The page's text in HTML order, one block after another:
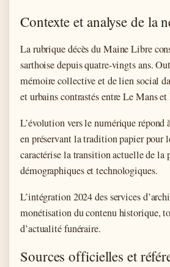
Contexte et analyse de la
La rubrique décès du Maine Libre
sarthoise depuis quatre-vingts ans.
mémoire collective et de lien social
et urbains contrastés entre Le Mans
L’évolution vers le numérique
en préservant la tradition papier pour
caractérise la transition actuelle de la
démographiques et technologiques.
L’intégration 2024 des services
monétisation du contenu historique,
d’actualité funéraire.
Sources officielles et